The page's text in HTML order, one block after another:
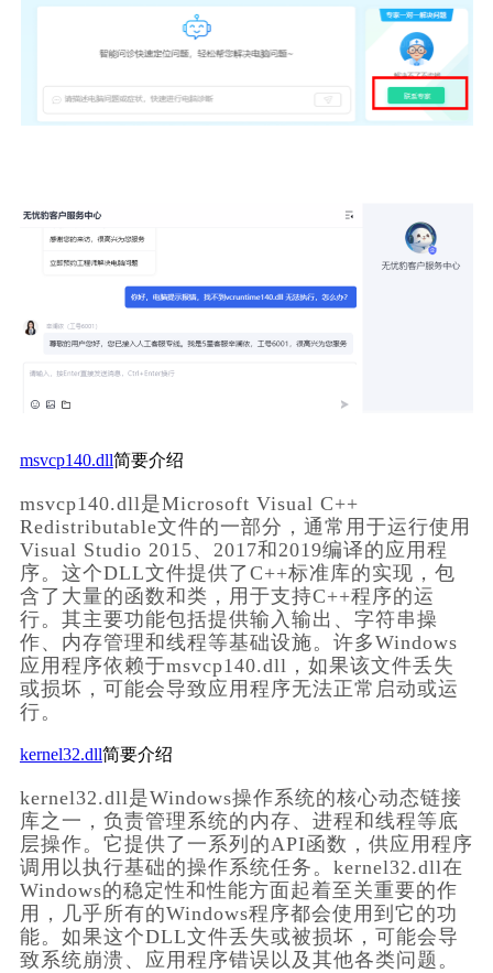
msvcp140.dll简要介绍
msvcp140.dll是Microsoft Visual C++
Redistributable文件的一部分，通常用于运行使用
Visual Studio 2015、2017和2019编译的应用程
序。这个DLL文件提供了C++标准库的实现，包
含了大量的函数和类，用于支持C++程序的运
行。其主要功能包括提供输入输出、字符串操
作、内存管理和线程等基础设施。许多Windows
应用程序依赖于msvcp140.dll，如果该文件丢失
或损坏，可能会导致应用程序无法正常启动或运
行。
kernel32.dll简要介绍
kernel32.dll是Windows操作系统的核心动态链接
库之一，负责管理系统的内存、进程和线程等底
层操作。它提供了一系列的API函数，供应用程序
调用以执行基础的操作系统任务。kernel32.dll在
Windows的稳定性和性能方面起着至关重要的作
用，几乎所有的Windows程序都会使用到它的功
能。如果这个DLL文件丢失或被损坏，可能会导
致系统崩溃、应用程序错误以及其他各类问题。